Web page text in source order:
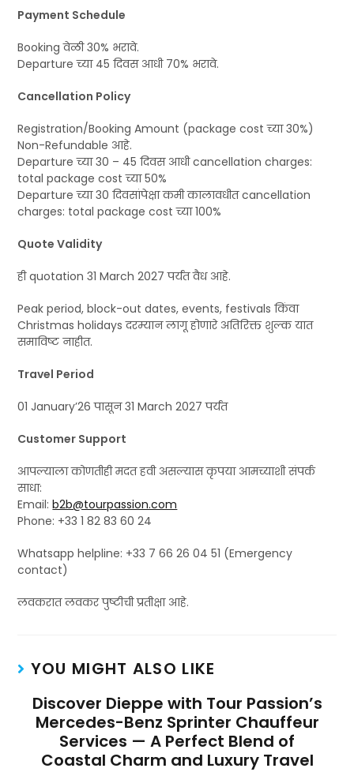
Payment Schedule
Booking वेळी 30% भरावे.
Departure च्या 45 दिवस आधी 70% भरावे.
Cancellation Policy
Registration/Booking Amount (package cost च्या 30%)
Non-Refundable आहे.
Departure च्या 30 – 45 दिवस आधी cancellation charges:
total package cost च्या 50%
Departure च्या 30 दिवसांपेक्षा कमी कालावधीत cancellation
charges: total package cost च्या 100%
Quote Validity
ही quotation 31 March 2027 पर्यंत वैध आहे.
Peak period, block-out dates, events, festivals किंवा
Christmas holidays दरम्यान लागू होणारे अतिरिक्त शुल्क यात
समाविष्ट नाहीत.
Travel Period
01 January’26 पासून 31 March 2027 पर्यंत
Customer Support
आपल्याला कोणतीही मदत हवी असल्यास कृपया आमच्याशी संपर्क
साधा:
Email:b2b@tourpassion.com
Phone: +33 1 82 83 60 24
Whatsapp helpline: +33 7 66 26 04 51 (Emergency
contact)
लवकरात लवकर पुष्टीची प्रतीक्षा आहे.
YOU MIGHT ALSO LIKE
Discover Dieppe with Tour Passion’s
Mercedes-Benz Sprinter Chauffeur
Services — A Perfect Blend of
Coastal Charm and Luxury Travel